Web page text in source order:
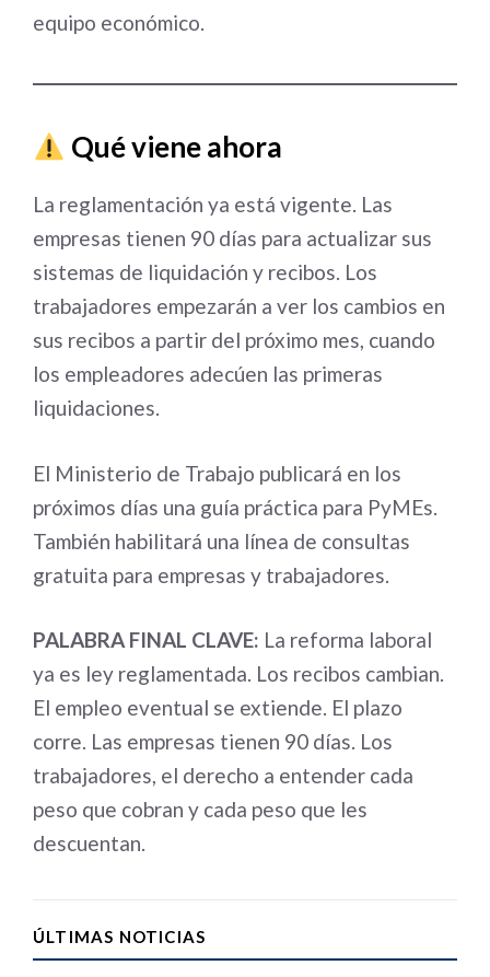
equipo económico.
Qué viene ahora
La reglamentación ya está vigente. Las
empresas tienen 90 días para actualizar sus
sistemas de liquidación y recibos. Los
trabajadores empezarán a ver los cambios en
sus recibos a partir del próximo mes, cuando
los empleadores adecúen las primeras
liquidaciones.
El Ministerio de Trabajo publicará en los
próximos días una guía práctica para PyMEs.
También habilitará una línea de consultas
gratuita para empresas y trabajadores.
PALABRA FINAL CLAVE: La reforma laboral
ya es ley reglamentada. Los recibos cambian.
El empleo eventual se extiende. El plazo
corre. Las empresas tienen 90 días. Los
trabajadores, el derecho a entender cada
peso que cobran y cada peso que les
descuentan.
ÚLTIMAS NOTICIAS